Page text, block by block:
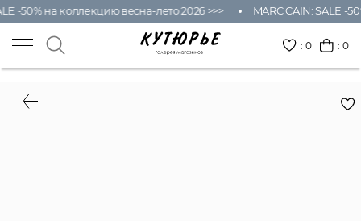
-50% на коллекцию весна-лето 2026 >>> MARC CAIN: SALE -
:0 : 0